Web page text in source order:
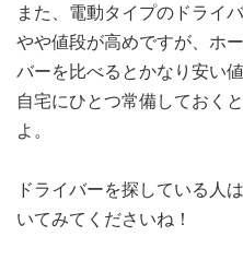
また、電動タイプのドライ
やや値段が高めですが、ホ
バーを比べるとかなり安い
自宅にひとつ常備しておく
よ。
ドライバーを探している人
いてみてくださいね！